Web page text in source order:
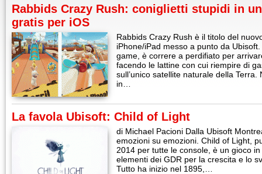
Rabbids Crazy Rush: coniglietti stupidi in
gratis per iOS
Rabbids Crazy Rush è il titolo del
iPhone/iPad messo a punto da
game, è correre a perdifiato per
facendo le lattine con cui riempire di
sull’unico satellite naturale della
in…
La favola Ubisoft: Child of Light
di Michael Pacioni Dalla Ubisoft
emozioni su emozioni. Child of Light,
2014 per tutte le console, è un gioco
elementi dei GDR per la crescita e lo
Tutto ha inizio nel 1895,…